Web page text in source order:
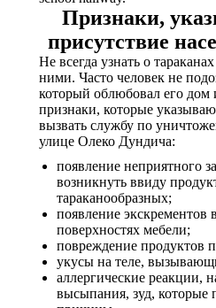
Признаки,
присутствие
Не всегда узнать о
ними. Часто человек не
который облюбовал его дом
признаки, которые
вызвать службу по
улице Олеко Дундича:
появление неприятного
возникнуть ввиду
тараканообразных;
появление экскрементов
поверхностях мебели;
повреждение продуктов
укусы на теле,
аллергические реакции,
высыпания, зуд, которые